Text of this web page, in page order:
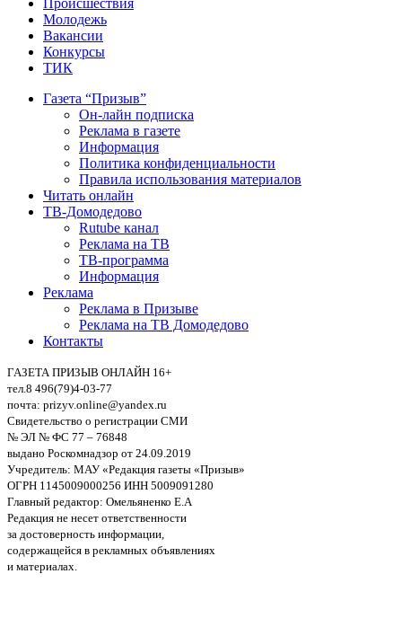
Происшествия
Молодежь
Вакансии
Конкурсы
ТИК
Газета “Призыв”
Он-лайн подписка
Реклама в газете
Информация
Политика конфиденциальности
Правила использования материалов
Читать онлайн
ТВ-Домодедово
Rutube канал
Реклама на ТВ
ТВ-программа
Информация
Реклама
Реклама в Призыве
Реклама на ТВ Домодедово
Контакты
ГАЗЕТА ПРИЗЫВ ОНЛАЙН 16+
тел.8 496(79)4-03-77
почта: prizyv.online@yandex.ru
Свидетельство о регистрации СМИ
№ ЭЛ № ФС 77 – 76848
выдано Роскомнадзор от 24.09.2019
Учредитель: МАУ «Редакция газеты «Призыв»
ОГРН 1145009000256 ИНН 5009091280
Главный редактор: Омельяненко Е.А
Редакция не несет ответственности
за достоверность информации,
содержащейся в рекламных объявлениях
и материалах.